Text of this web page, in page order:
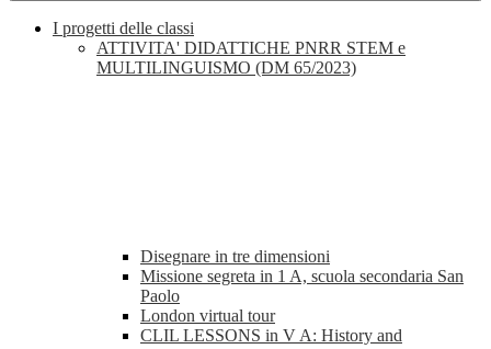
I progetti delle classi
ATTIVITA' DIDATTICHE PNRR STEM e
MULTILINGUISMO (DM 65/2023)
Disegnare in tre dimensioni
Missione segreta in 1 A, scuola secondaria San
Paolo
London virtual tour
CLIL LESSONS in V A: History and